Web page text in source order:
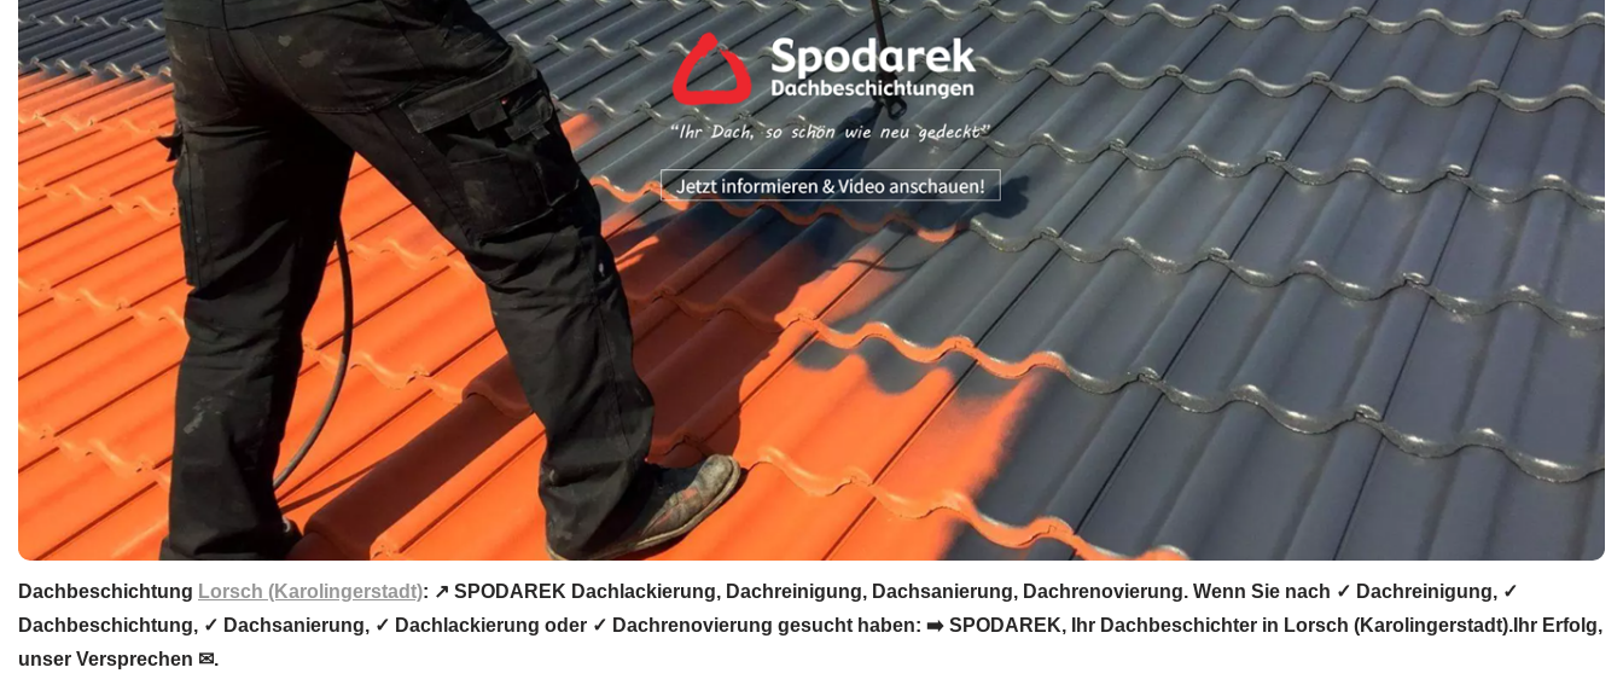
Dachbeschichtung Lorsch (Karolingerstadt): ↗️ SPODAREK Dachlackierung, Dachreinigung, Dachsanierung, Dachrenovierung. Wenn Sie nach ✓ Dachreinigung, ✓
Dachbeschichtung, ✓ Dachsanierung, ✓ Dachlackierung oder ✓ Dachrenovierung gesucht haben: ➡️ SPODAREK, Ihr Dachbeschichter in Lorsch (Karolingerstadt).Ihr Erfolg,
unser Versprechen ✉.